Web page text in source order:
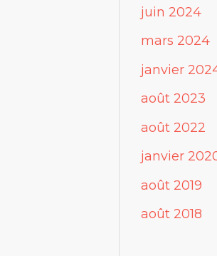
juin 2024
mars 2024
janvier
août 2023
août 2022
janvier
août 2019
août 2018